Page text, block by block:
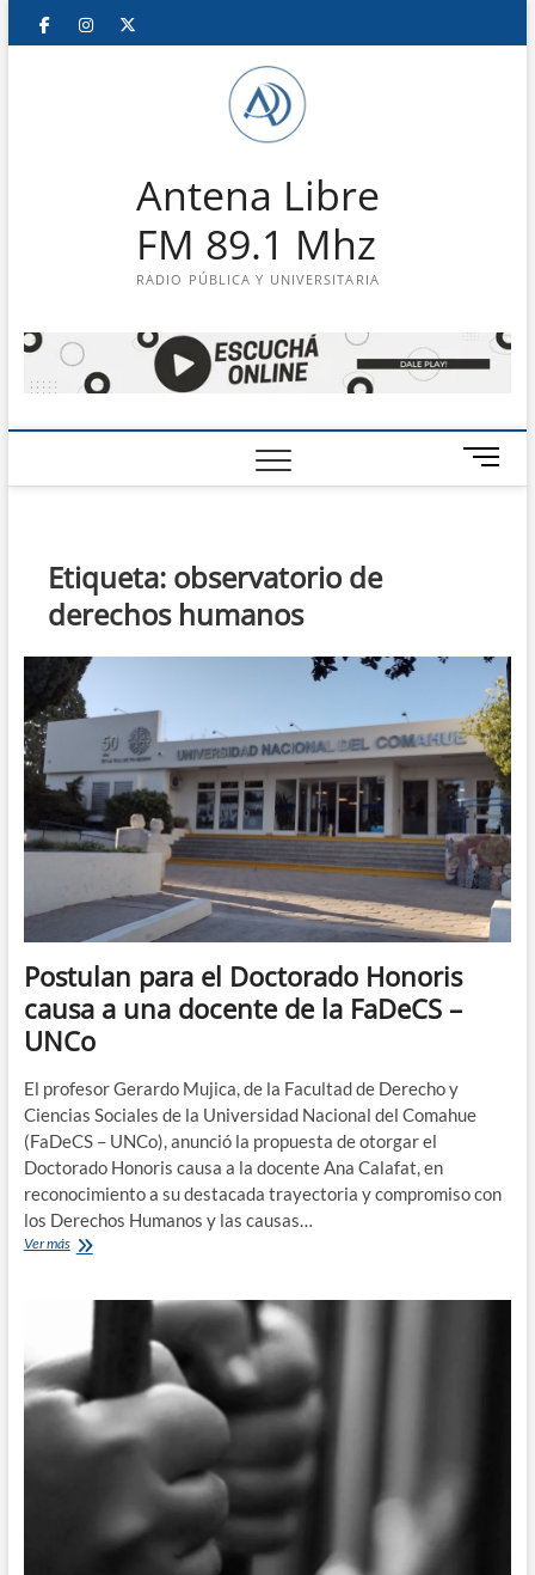
Saltar
FacebookInstagram
Antena Libre
FM 89.1 Mhz
RADIO PÚBLICA Y UNIVERSITARIA
B
o
ú
Etiqueta: observatorio de
derechos humanos
Postulan para el Doctorado Honoris
causa a una docente de la FaDeCS –
UNCo
El profesor Gerardo Mujica, de la Facultad de Derecho y
Ciencias Sociales de la Universidad Nacional del Comahue
(FaDeCS – UNCo), anunció la propuesta de otorgar el
Doctorado Honoris causa a la docente Ana Calafat, en
reconocimiento a su destacada trayectoria y compromiso con
los Derechos Humanos y las causas…
Ver másPostulan
Doctorado
Honoris
causa
a
una
docente
de